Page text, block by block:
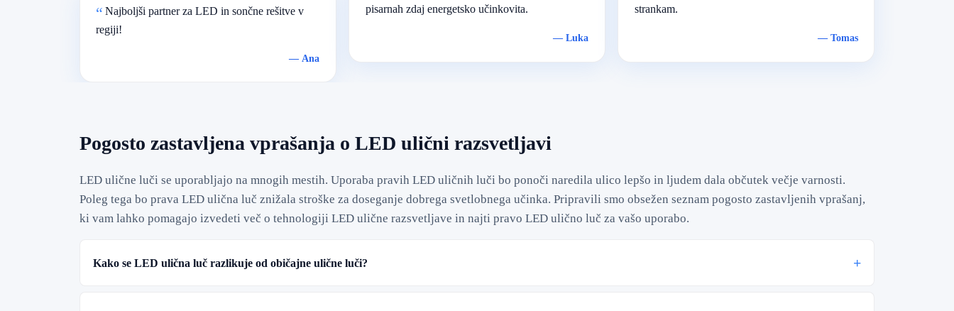
Najboljši partner za LED in sončne rešitve v
regiji!
— Ana
pisarnah zdaj energetsko učinkovita.
—Luka
strankam.
— Tomas
Pogosto zastavljena vprašanja o LED ulični razsvetljavi
LED ulične luči se uporabljajo na mnogih mestih. Uporaba pravih LED uličnih luči bo ponoči naredila ulico lepšo in ljudem dala občutek večje varnosti.
Poleg tega bo prava LED ulična luč znižala stroške za doseganje dobrega svetlobnega učinka. Pripravili smo obsežen seznam pogosto zastavljenih vprašanj,
ki vam lahko pomagajo izvedeti več o tehnologiji LED ulične razsvetljave in najti pravo LED ulično luč za vašo uporabo.
Kako se LED ulična luč razlikuje od običajne ulične luči? +